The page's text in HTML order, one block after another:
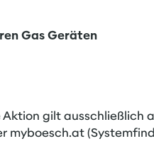
Gas Geräten
Aktion gilt ausschließlich
myboesch.at